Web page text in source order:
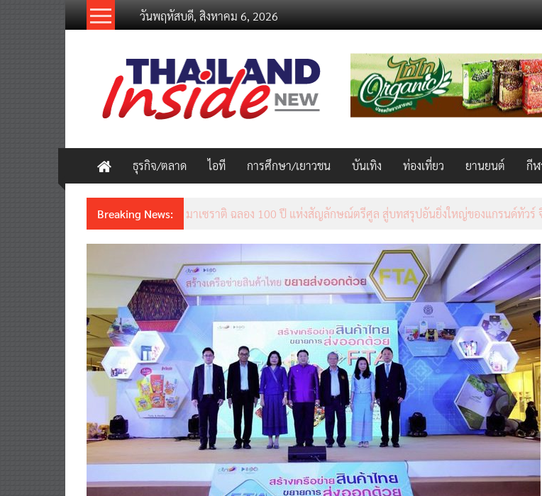
วันพฤหัสบดี, สิงหาคม 6, 2026
thailandinsidenew.com
Thailand
Inside
New
ธุรกิจ/ตลาด ไอที การศึกษา/เยาวชน บันเทิง ท่องเที่ยว ยานยนต์ กีฬ
Breaking News: มาเซราติ ฉลอง 100 ปี แห่งสัญลักษณ์ตรีศูล สู่บทสรุปอันยิ่งใหญ่ของแกรนด์ทัวร์